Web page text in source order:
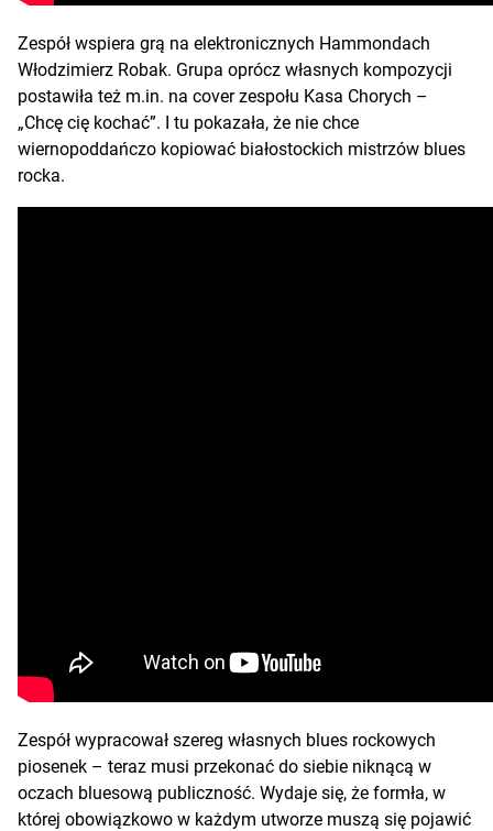
Zespół wspiera grą na elektronicznych Hammondach
Włodzimierz Robak. Grupa oprócz własnych kompozycji
postawiła też m.in. na cover zespołu Kasa Chorych –
„Chcę cię kochać”. I tu pokazała, że nie chce
wiernopoddańczo kopiować białostockich mistrzów blues
rocka.
Zespół wypracował szereg własnych blues rockowych
piosenek – teraz musi przekonać do siebie niknącą w
oczach bluesową publiczność. Wydaje się, że formła, w
której obowiązkowo w każdym utworze muszą się pojawić